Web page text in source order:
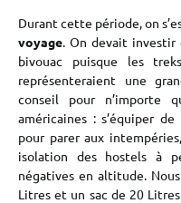
Durant cette période, on
voyage . On devait
bivouac puisque les
représenteraient une
conseil pour n’importe
américaines : s’équiper
pour parer aux
isolation des hostels à
négatives en altitude.
Litres et un sac de 20